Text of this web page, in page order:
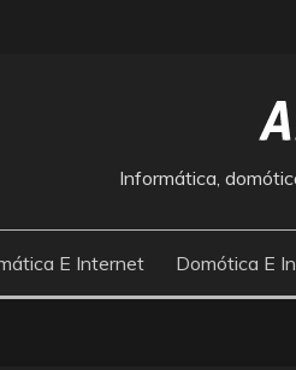
Informática,
E Internet Domótica E